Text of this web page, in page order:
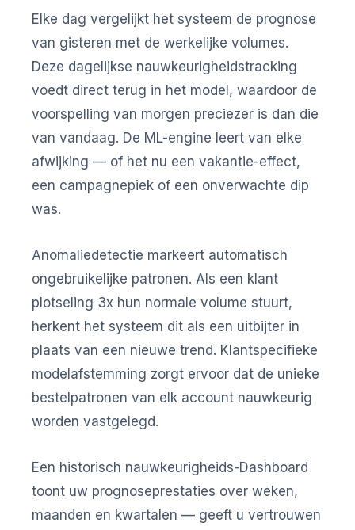
Elke dag vergelijkt het systeem de prognose
van gisteren met de werkelijke volumes.
Deze dagelijkse nauwkeurigheidstracking
voedt direct terug in het model, waardoor de
voorspelling van morgen preciezer is dan die
van vandaag. De ML-engine leert van elke
afwijking — of het nu een vakantie-effect,
een campagnepiek of een onverwachte dip
was.
Anomaliedetectie markeert automatisch
ongebruikelijke patronen. Als een klant
plotseling 3x hun normale volume stuurt,
herkent het systeem dit als een uitbijter in
plaats van een nieuwe trend. Klantspecifieke
modelafstemming zorgt ervoor dat de unieke
bestelpatronen van elk account nauwkeurig
worden vastgelegd.
Een historisch nauwkeurigheids-Dashboard
toont uw prognoseprestaties over weken,
maanden en kwartalen — geeft u vertrouwen